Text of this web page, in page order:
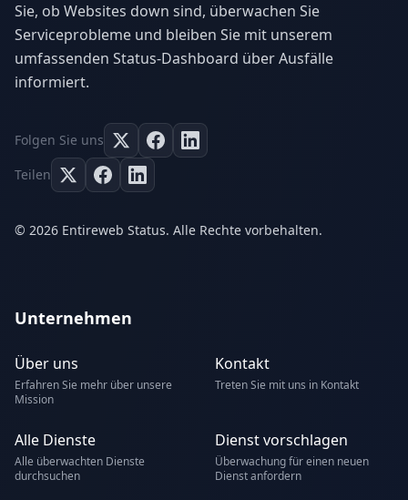
Sie, ob Websites down sind, überwachen Sie
Serviceprobleme und bleiben Sie mit unserem
umfassenden Status-Dashboard über Ausfälle
informiert.
Folgen Sie uns
Teilen
© 2026 Entireweb Status. Alle Rechte vorbehalten.
Unternehmen
Über uns
Erfahren Sie mehr über unsere
Mission
Kontakt
Treten Sie mit uns in Kontakt
Alle Dienste
Alle überwachten Dienste
durchsuchen
Dienst vorschlagen
Überwachung für einen neuen
Dienst anfordern